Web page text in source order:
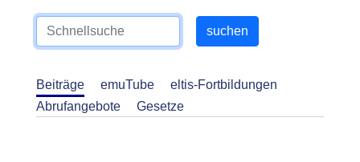
Beiträge emuTube
eltis-Fortbildungen
Abrufangebote
Gesetze